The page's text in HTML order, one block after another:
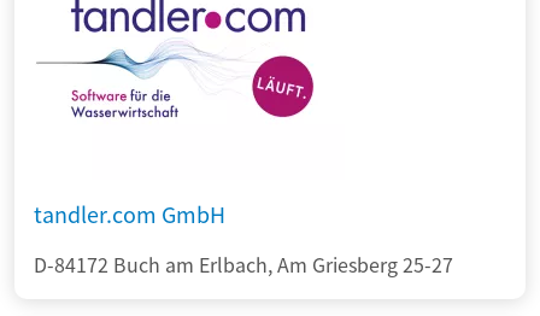
tandler.com GmbH
D-84172 Buch am Erlbach, Am Griesberg 25-27